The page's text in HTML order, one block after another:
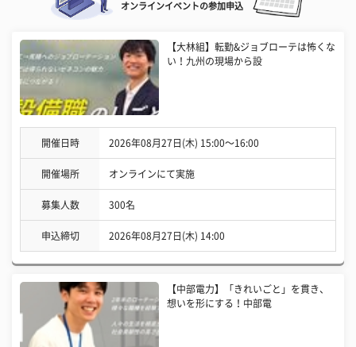
オンラインイベントの参加申込
【大林組】転勤&ジョブローテは怖くな
い！九州の現場から設
開催日時 2026年08月27日(木) 15:00〜16:00
開催場所 オンラインにて実施
募集人数 300名
申込締切 2026年08月27日(木) 14:00
【中部電力】「きれいごと」を貫き、
想いを形にする！中部電